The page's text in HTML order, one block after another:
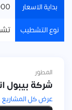
بداية الاسعار
نوع التشطيب
المطور
شركة بيبول
عرض كل